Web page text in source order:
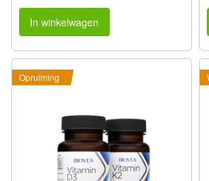
In winkelwagen
Opruiming